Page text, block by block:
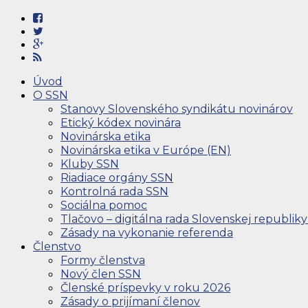
Úvod
O SSN
Stanovy Slovenského syndikátu novinárov
Etický kódex novinára
Novinárska etika
Novinárska etika v Európe (EN)
Kluby SSN
Riadiace orgány SSN
Kontrolná rada SSN
Sociálna pomoc
Tlačovo – digitálna rada Slovenskej republiky
Zásady na vykonanie referenda
Členstvo
Formy členstva
Nový člen SSN
Členské príspevky v roku 2026
Zásady o prijímaní členov